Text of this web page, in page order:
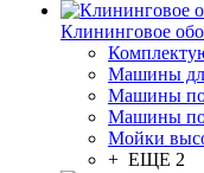
Клининговое
Машины
Машины
Машины
Мойки
+ ЕЩЕ 2